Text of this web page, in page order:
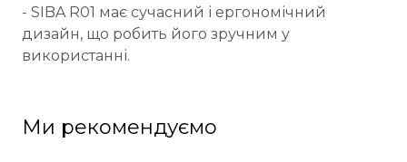
- SIBA R01 має сучасний і ергономічний
дизайн, що робить його зручним у
використанні.
Ми рекомендуємо